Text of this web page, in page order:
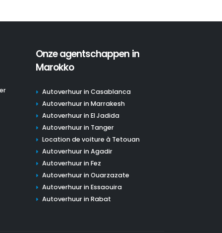
Onze agentschappen in
Marokko
Autoverhuur in Casablanca
Autoverhuur in Marrakesh
Autoverhuur in El Jadida
Autoverhuur in Tanger
Location de voiture à Tetouan
Autoverhuur in Agadir
Autoverhuur in Fez
Autoverhuur in Ouarzazate
Autoverhuur in Essaouira
Autoverhuur in Rabat